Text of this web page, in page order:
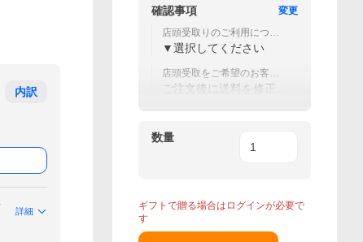
内訳
詳細
確認事項
変更
店頭受取りのご利用につい
て
▼選択してください
店頭受取をご希望のお客様
へ
ご注文後に送料を修正致
数量
ギフトで贈る場合はログインが必要で
す